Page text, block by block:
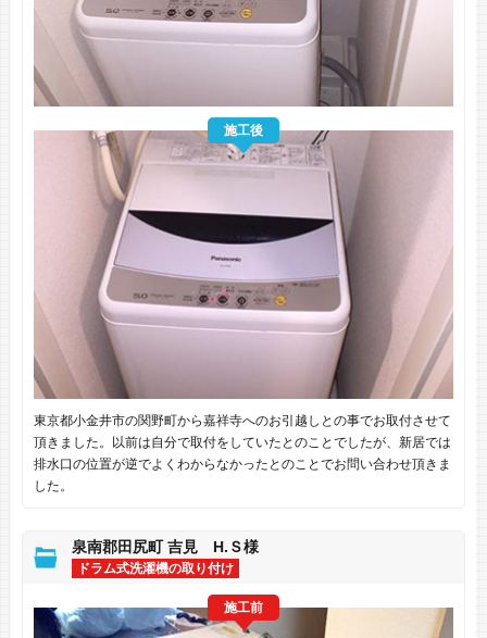
施工後
東京都小金井市の関野町から嘉祥寺へのお引越しとの事でお取付させて
頂きました。以前は自分で取付をしていたとのことでしたが、新居では
排水口の位置が逆でよくわからなかったとのことでお問い合わせ頂きま
した。
泉南郡田尻町 吉見 H.Ｓ様
ドラム式洗濯機の取り付け
施工前